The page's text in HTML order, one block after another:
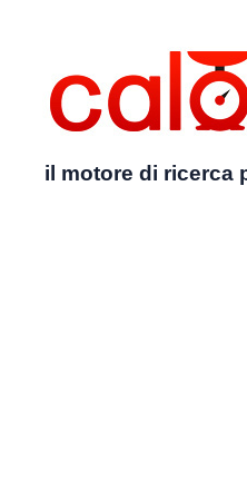
il motore di ricerca